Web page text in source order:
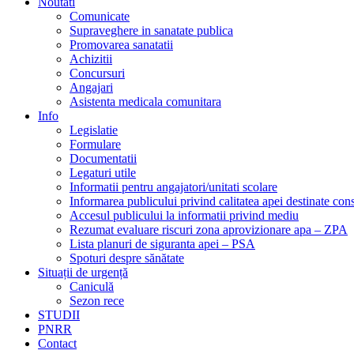
Comunicate
Supraveghere in sanatate publica
Promovarea sanatatii
Achizitii
Concursuri
Angajari
Asistenta medicala comunitara
Info
Legislatie
Formulare
Documentatii
Legaturi utile
Informatii pentru angajatori/unitati scolare
Informarea publicului privind calitatea apei destinate
Accesul publicului la informatii privind mediu
Rezumat evaluare riscuri zona aprovizionare apa – ZPA
Lista planuri de siguranta apei – PSA
Spoturi despre sănătate
Situații de urgență
Caniculă
Sezon rece
STUDII
PNRR
Contact